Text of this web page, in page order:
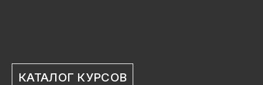
КАТАЛОГ КУРСОВ